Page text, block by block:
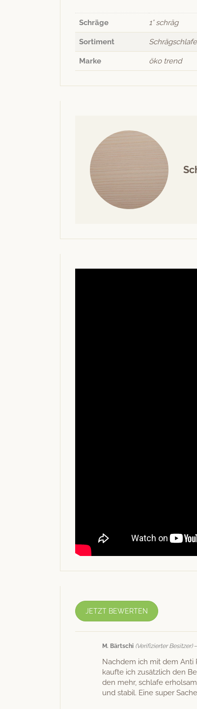
Schräge 1° schräg
Sortiment
Marke öko trend
JETZT BEWERTEN
M. Bärtschi (Verifizierter Besitzer) –
Nach­dem ich mit dem Anti
kaufte ich zusät­zlich den
den mehr, schlafe
und sta­bil. Eine super